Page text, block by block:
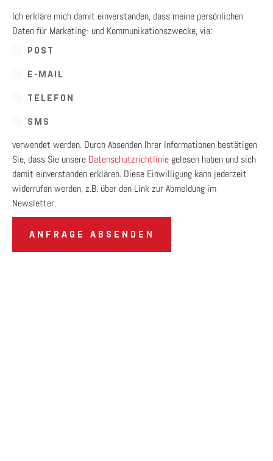
Ich erkläre mich damit einverstanden, dass meine persönlichen
Daten für Marketing- und Kommunikationszwecke, via:
POST
E-MAIL
TELEFON
SMS
verwendet werden. Durch Absenden Ihrer Informationen bestätigen
Sie, dass Sie unsere Datenschutzrichtlinie gelesen haben und sich
damit einverstanden erklären. Diese Einwilligung kann jederzeit
widerrufen werden, z.B. über den Link zur Abmeldung im
Newsletter.
ANFRAGE ABSENDEN